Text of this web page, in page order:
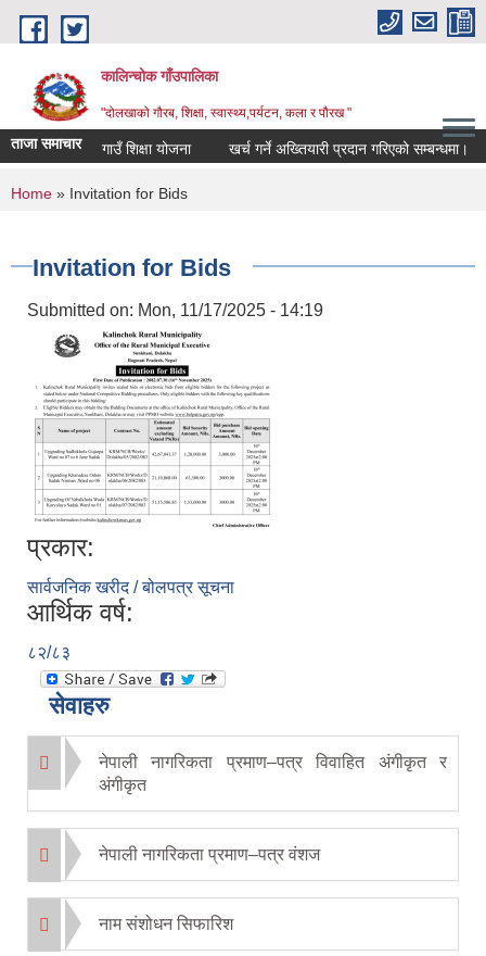
Skip to main content
कालिन्चोक गाँउपालिका
"दोलखाको गौरब, शिक्षा, स्वास्थ्य,पर्यटन, कला र पौरख "
ताजा समाचार गाउँ शिक्षा योजना खर्च गर्ने अख्तियारी प्रदान गरिएको सम्बन्धमा।
You are here
Home » Invitation for Bids
Invitation for Bids
Submitted on: Mon, 11/17/2025 - 14:19
प्रकार:
सार्वजनिक खरीद / बोलपत्र सूचना
आर्थिक वर्ष:
८२/८३
सेवाहरु
नेपाली नागरिकता प्रमाण–पत्र विवाहित अंगीकृत र
अंगीकृत
नेपाली नागरिकता प्रमाण–पत्र वंशज
नाम संशोधन सिफारिश